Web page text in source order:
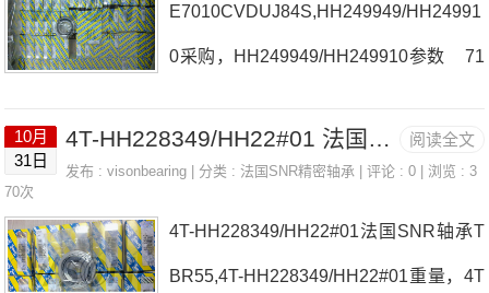
1909.HV.DBJ744T-HH5063484T-HH50
6348价格,4T
E7010CVDUJ84S,HH249949/HH24991
0采购，HH249949/HH249910参数 71
9/HH249910厂家AS111316034法国SN
12USFD.203M6法国SNR轴承HH24994
9/HH249910参数HH249949/HH249910
阅读全文
10月
31日
4T-HH228349/HH22#01 法国SNR轴承 MLCH71915HVDUJ74S
发布 :visonbearing | 分类 :法国SNR精密轴承 | 评论 : 0 | 浏览 : 3
70次
4T-HH228349/HH22#01法国SNR轴承T
BR55,4T-HH228349/HH22#01重量，4T